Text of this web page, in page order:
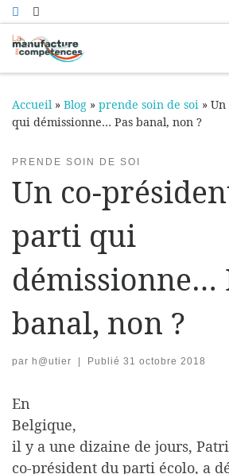
Passer au contenu
Accueil » Blog » prende soin de soi »
qui démissionne… Pas banal, non ?
PRENDE SOIN DE SOI
Un co-
parti qui
démissionne…
banal, non ?
par h@utier | Publié 31 octobre 2018
En
Belgique,
il y a une dizaine de jours,
co-président du parti écolo, a